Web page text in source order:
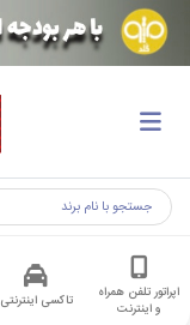
اپراتور تلفن همراه
و اینترنت
تاکسی اینترنتی